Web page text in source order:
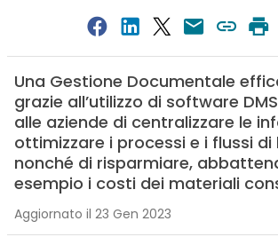
Una Gestione Documentale
grazie all’utilizzo di software
alle aziende di centralizzare le
ottimizzare i processi e i flussi di
nonché di risparmiare,
esempio i costi dei materiali
Aggiornato il 23 Gen 2023